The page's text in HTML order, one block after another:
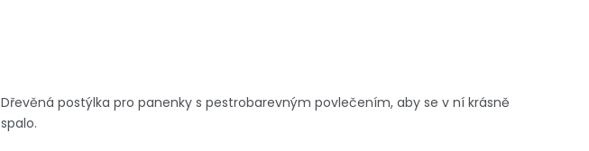
Dřevěná postýlka pro panenky s pestrobarevným povlečením, aby se v ní krásně
spalo.